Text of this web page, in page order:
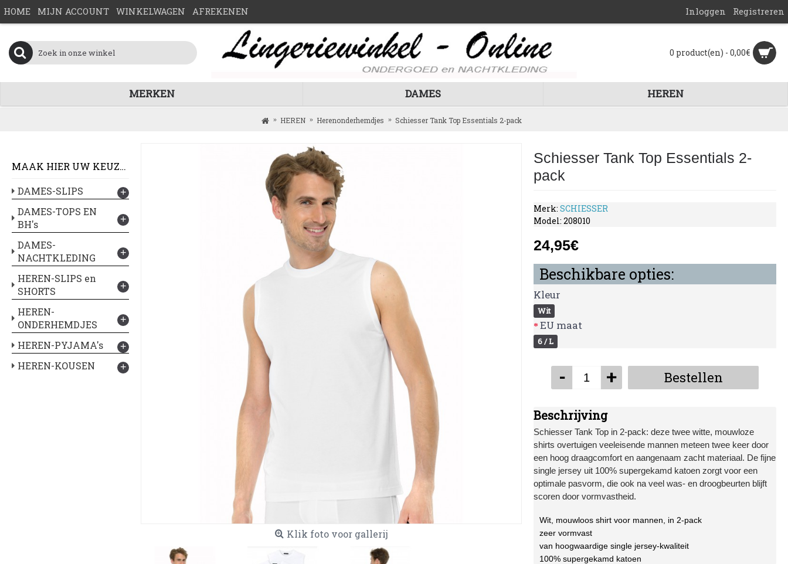
HOME MIJN ACCOUNT WINKELWAGEN AFREKENEN Inloggen Registreren
0 product(en) - 0,00€
MERKEN DAMES HEREN
HEREN Herenonderhemdjes Schiesser Tank Top Essentials 2-pack
MAAK HIER UW KEUZE :
DAMES-SLIPS
+
DAMES-TOPS EN
BH's
+
DAMES-
NACHTKLEDING
+
HEREN-SLIPS en
SHORTS
+
HEREN-
ONDERHEMDJES
+
HEREN-PYJAMA's +
HEREN-KOUSEN +
Klik foto voor gallerij
Schiesser Tank Top Essentials 2-
pack
Merk:SCHIESSER
Model:208010
24,95€
Beschikbare opties:
Kleur
Wit
EU maat
6 / L
- + Bestellen
Beschrijving
Schiesser Tank Top in 2-pack: deze twee witte, mouwloze
shirts overtuigen veeleisende mannen meteen twee keer door
een hoog draagcomfort en aangenaam zacht materiaal. De fijne
single jersey uit 100% supergekamd katoen zorgt voor een
optimale pasvorm, die ook na veel was- en droogbeurten blijft
scoren door vormvastheid.
Wit, mouwloos shirt voor mannen, in 2-pack
zeer vormvast
van hoogwaardige single jersey-kwaliteit
100% supergekamd katoen